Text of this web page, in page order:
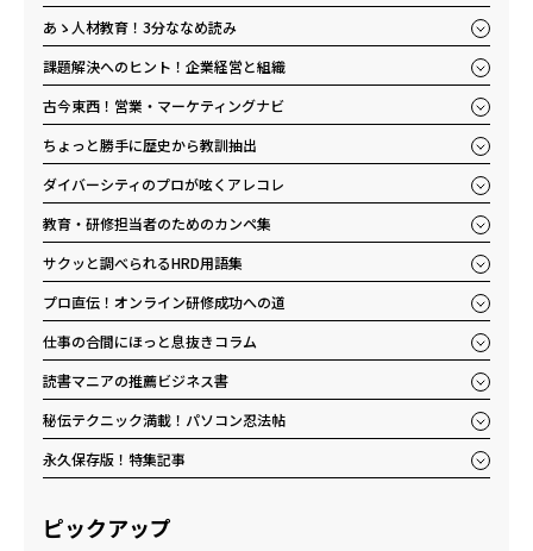
あゝ人材教育！3分ななめ読み
課題解決へのヒント！企業経営と組織
古今東西！営業・マーケティングナビ
ちょっと勝手に歴史から教訓抽出
ダイバーシティのプロが呟くアレコレ
教育・研修担当者のためのカンペ集
サクッと調べられるHRD用語集
プロ直伝！オンライン研修成功への道
仕事の合間にほっと息抜きコラム
読書マニアの推薦ビジネス書
秘伝テクニック満載！パソコン忍法帖
永久保存版！特集記事
ピックアップ